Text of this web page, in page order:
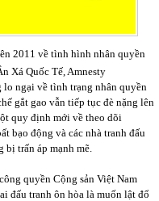
2011 về tình hình nhân quyền
Xá Quốc Tế, Amnesty
lo ngại về tình trạng nhân quyền
gắt gao vẫn tiếp tục đè nặng lên
quy định mới về theo dõi
bạo động và các nhà tranh đấu
bị trấn áp mạnh mẽ.
quyền Cộng sản Việt Nam
đấu tranh ôn hòa là muốn lật đổ